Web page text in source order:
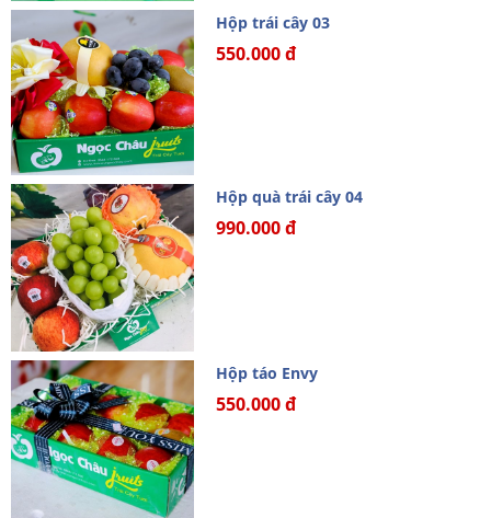
Hộp trái cây 03
550.000 đ
Hộp quà trái cây 04
990.000 đ
Hộp táo Envy
550.000 đ